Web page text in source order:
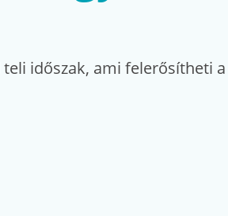
időszak, ami felerősítheti